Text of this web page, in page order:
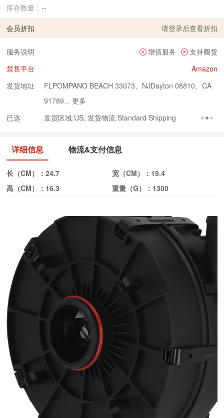
库存数量：--
会员折扣 请登录后查看折扣
服务说明 增值服务
支持圈货
禁售平台
Amazon
发货地址
FLPOMPANO BEACH 33073、NJDayton 08810、CA
91789... 更多
已选
发货区域:US, 发货物流:Standard Shipping
详细信息 物流&支付信息
长（CM）：24.7 宽（CM）： 19.4
高（CM）： 16.3 重量（G）： 1300